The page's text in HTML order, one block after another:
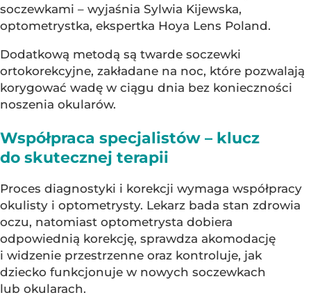
soczewkami – wyjaśnia Sylwia Kijewska,
optometrystka, ekspertka Hoya Lens Poland.
Dodatkową metodą są twarde soczewki
ortokorekcyjne, zakładane na noc, które pozwalają
korygować wadę w ciągu dnia bez konieczności
noszenia okularów.
Współpraca specjalistów – klucz
do skutecznej terapii
Proces diagnostyki i korekcji wymaga współpracy
okulisty i optometrysty. Lekarz bada stan zdrowia
oczu, natomiast optometrysta dobiera
odpowiednią korekcję, sprawdza akomodację
i widzenie przestrzenne oraz kontroluje, jak
dziecko funkcjonuje w nowych soczewkach
lub okularach.